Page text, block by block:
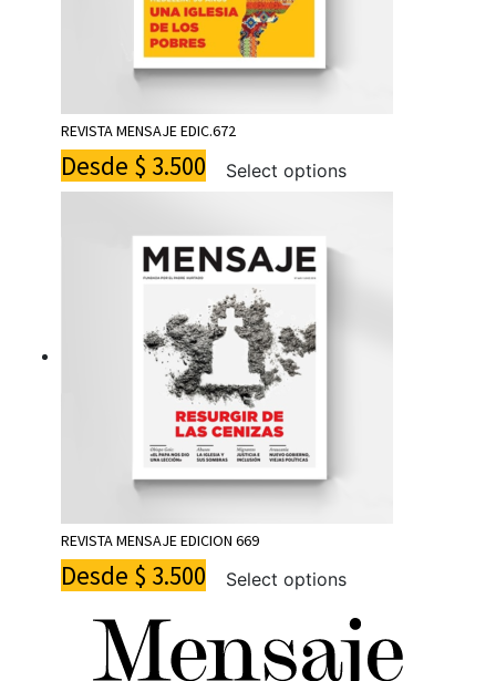
REVISTA MENSAJE EDIC.672
Desde $ 3.500 Select options
REVISTA MENSAJE EDICION 669
Desde $ 3.500 Select options